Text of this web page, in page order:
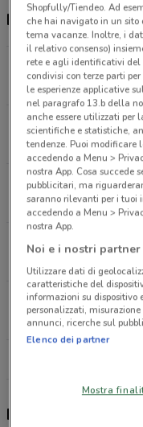
Negozi Iliad a
Via Nazionale,
2.9 km
APERTO
via Ciachea
5.7 km
via Ciachea snc
5.7 km
Via Leonardo
Via Gaetano
8.8 km
APERTO
Iliad, offerte e
Shopfully/Tiendeo. Ad
che hai navigato in un
tema vacanze. Inoltre, i
il relativo consenso)
rete e agli identificativi del
condivisi con terze parti
le esperienze applicative
nel paragrafo 13.b della
anche essere utilizzati per
scientifiche e statistiche,
tendenze. Puoi modificare
accedendo a Menu >
nostra App. Cosa succede
pubblicitari, ma
saranno rilevanti per i tuoi
accedendo a Menu >
nostra App.
Noi e i nostri
Utilizzare dati di
caratteristiche del
informazioni su dispositivo
personalizzati,
annunci, ricerche sul
Elenco dei partner
Mostra